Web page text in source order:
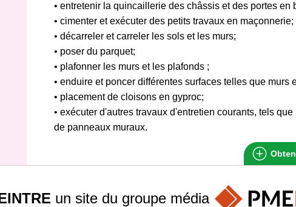
• entretenir la quincaillerie des châssis et des portes en
• cimenter et exécuter des petits travaux en maçonnerie;
• décarreler et carreler les sols et les murs;
• poser du parquet;
• plafonner les murs et les plafonds ;
• enduire et poncer différentes surfaces telles que murs
• placement de cloisons en gyproc;
• exécuter d'autres travaux d'entretien courants, tels
de panneaux muraux.
un site du groupe média